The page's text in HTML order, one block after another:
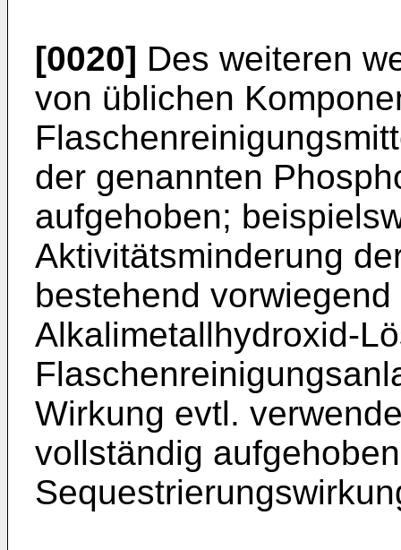
[0020] Des weiteren
von üblichen
der genannten
aufgehoben;
Aktivitätsminderung
bestehend
Alkalimetallhydroxid-
Wirkung evtl.
vollständig